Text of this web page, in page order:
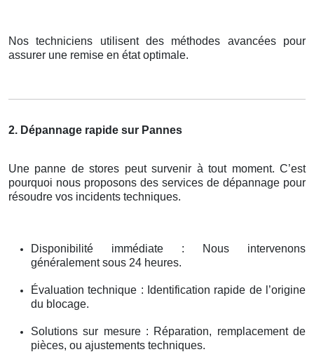
Nos techniciens utilisent des méthodes avancées pour
assurer une remise en état optimale.
2. Dépannage rapide sur Pannes
Une panne de stores peut survenir à tout moment. C’est
pourquoi nous proposons des services de dépannage pour
résoudre vos incidents techniques.
Disponibilité immédiate : Nous intervenons
généralement sous 24 heures.
Évaluation technique : Identification rapide de l’origine
du blocage.
Solutions sur mesure : Réparation, remplacement de
pièces, ou ajustements techniques.